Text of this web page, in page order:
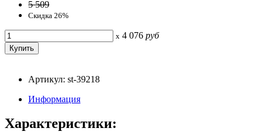
5 509
Скидка 26%
x 4 076 руб
Артикул: st-39218
Информация
Характеристики: